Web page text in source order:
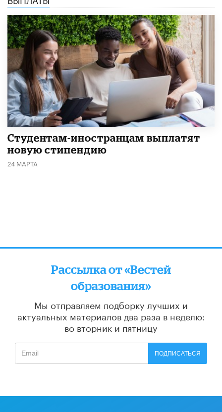
Студентам-иностранцам выплатят
новую стипендию
24 МАРТА
Рассылка от «Вестей
образования»
Мы отправляем подборку лучших и
актуальных материалов два раза в неделю:
во вторник и пятницу
ПОДПИСАТЬСЯ